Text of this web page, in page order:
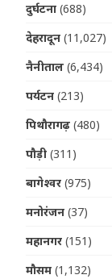
दुर्घटना (688)
देहरादून (11,027)
नैनीताल (6,434)
पर्यटन (213)
पिथौरागढ़ (480)
पौड़ी (311)
बागेश्वर (975)
मनोरंजन (37)
महानगर (151)
मौसम (1,132)